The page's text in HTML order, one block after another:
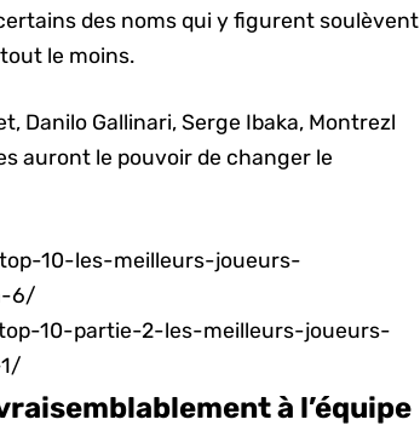
des noms qui y figurent soulèvent
le moins.
Danilo Gallinari, Serge Ibaka, Montrezl
auront le pouvoir de changer le
10-les-meilleurs-joueurs-
6/
10-partie-2-les-meilleurs-joueurs-
à l’équipe